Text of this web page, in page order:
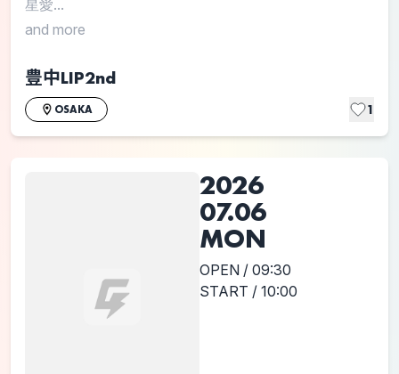
星愛...
and more
豊中LIP2nd
OSAKA 1
2026
07.06
MON
OPEN / 09:30
START / 10:00